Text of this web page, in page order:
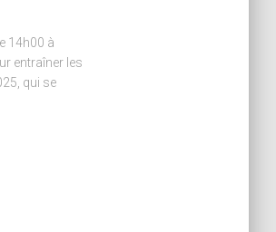
14h00 à
entraîner les
qui se